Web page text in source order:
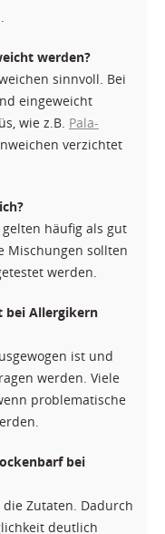
werden?
sinnvoll. Bei
eingeweicht
wie z.B. Pala-
verzichtet
häufig als gut
Mischungen sollten
werden.
bei Allergikern
ist und
werden. Viele
problematische
bei
Zutaten. Dadurch
deutlich